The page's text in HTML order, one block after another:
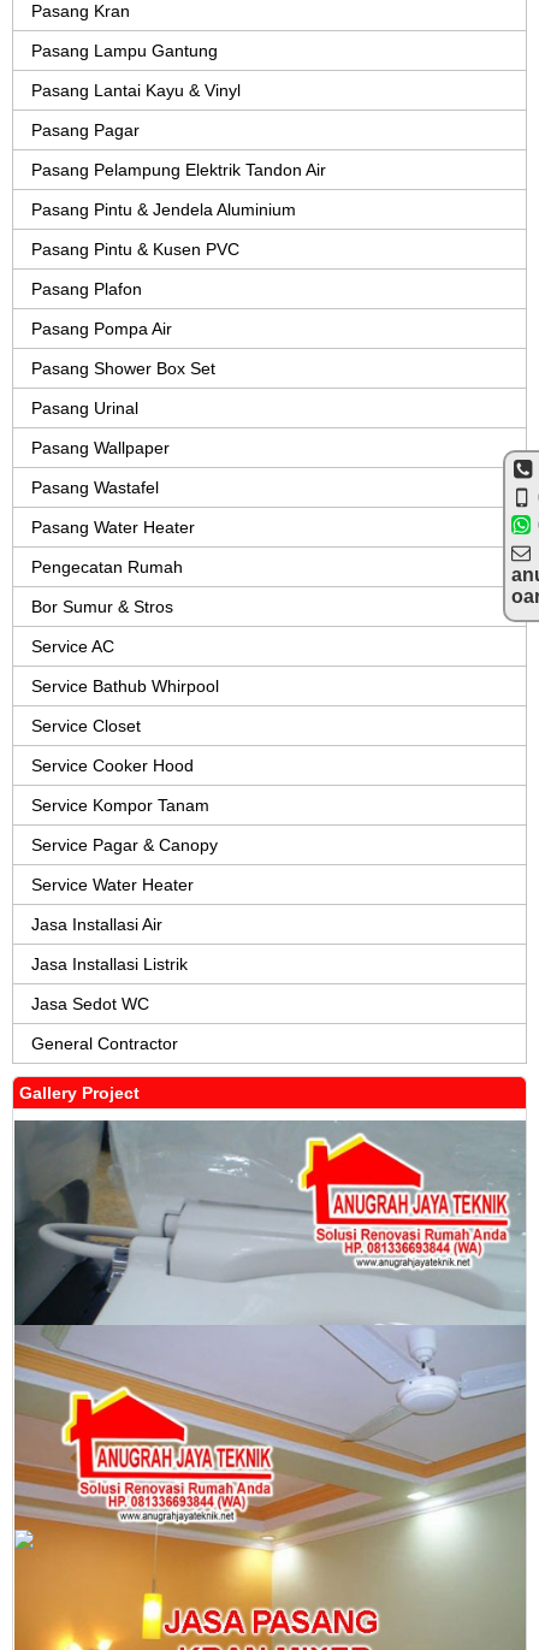
Pasang Kran
Pasang Lampu Gantung
Pasang Lantai Kayu & Vinyl
Pasang Pagar
Pasang Pelampung Elektrik Tandon Air
Pasang Pintu & Jendela Aluminium
Pasang Pintu & Kusen PVC
Pasang Plafon
Pasang Pompa Air
Pasang Shower Box Set
Pasang Urinal
Pasang Wallpaper
Pasang Wastafel
Pasang Water Heater
Pengecatan Rumah
Bor Sumur & Stros
Service AC
Service Bathub Whirpool
Service Closet
Service Cooker Hood
Service Kompor Tanam
Service Pagar & Canopy
Service Water Heater
Jasa Installasi Air
Jasa Installasi Listrik
Jasa Sedot WC
General Contractor
Gallery Project